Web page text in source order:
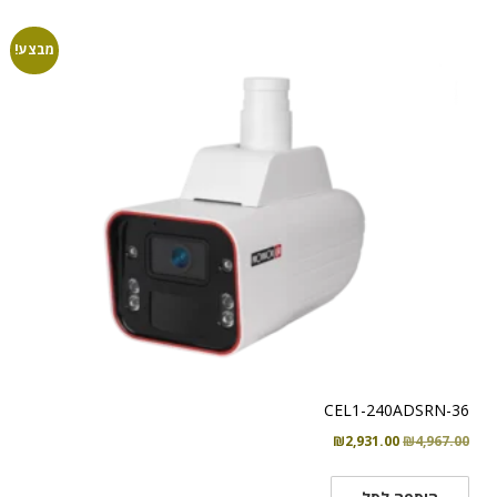
מבצע!
CEL1-240ADSRN-36
₪4,967.00
המחיר
היה:
₪2,931.00